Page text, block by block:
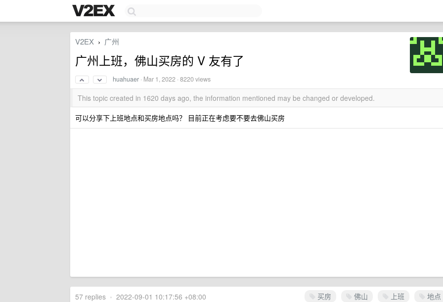
V2EX › 广州
广州上班，佛山买房的 V 友有了
huahuaer · Mar 1, 2022 · 8220 views
This topic created in 1620 days ago, the information mentioned may be changed or developed.
可以分享下上班地点和买房地点吗？ 目前正在考虑要不要去佛山买房
买房 佛山 上班 地点
57 replies • 2022-09-01 10:17:56 +08:00